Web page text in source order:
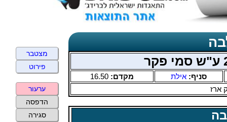
סניף: אילת מקדם: 16.50
ארז
מצטבר
פירוט
ערעור
הדפסה
סגירה